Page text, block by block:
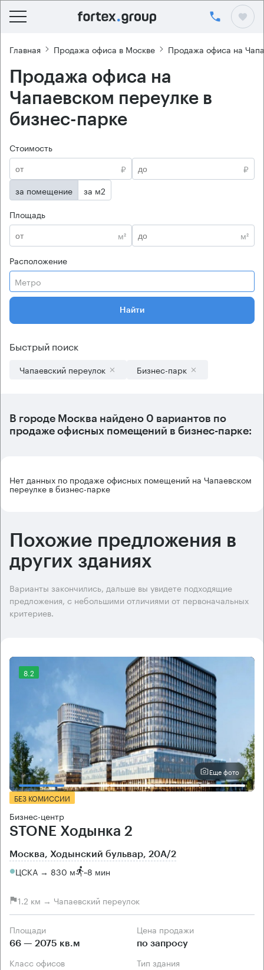
Главная Продажа офиса в Москве Продажа офиса на
Продажа офиса на
Чапаевском переулке в
бизнес-парке
Стоимость
₽
₽
за помещение
за м2
Площадь
м²
м²
Расположение
Метро
Найти
Быстрый поиск
Чапаевский переулок Бизнес-парк
В городе Москва найдено 0 вариантов по
продаже офисных помещений в бизнес-парке:
Нет данных по продаже офисных помещений на Чапаевском
переулке в бизнес-парке
Похожие предложения в
других зданиях
Варианты закончились, дальше вы увидете подходящие
предложения, с небольшими отличиями от первоначальных
критериев.
8.2
Еще фото
БЕЗ КОМИССИИ
Бизнес-центр
STONE Ходынка 2
Москва, Ходынский бульвар, 20А/2
ЦСКА → 830 м ~8 мин
1.2 км → Чапаевский переулок
Площади
66 — 2075 кв.м
Цена продажи
по запросу
Класс офисов Тип здания